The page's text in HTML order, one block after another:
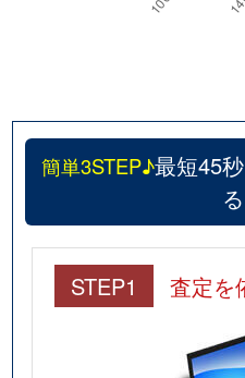
簡単3STEP♪最短45
STEP1 査定を